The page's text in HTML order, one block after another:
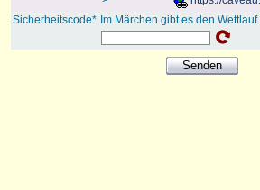
Sicherheitscode* Im Märchen gibt es den